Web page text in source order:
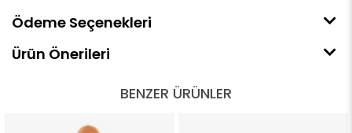
Ödeme Seçenekleri
Ürün Önerileri
BENZER ÜRÜNLER